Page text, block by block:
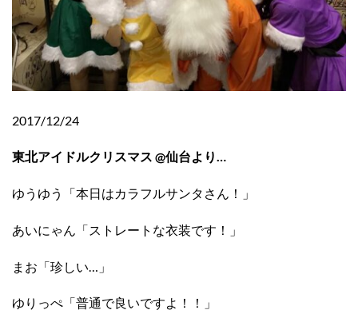
2017/12/24
東北アイドルクリスマス @仙台より…
ゆうゆう「本日はカラフルサンタさん！」
あいにゃん「ストレートな衣装です！」
まお「珍しい…」
ゆりっぺ「普通で良いですよ！！」